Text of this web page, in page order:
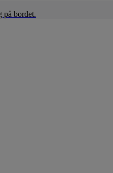
på bordet.